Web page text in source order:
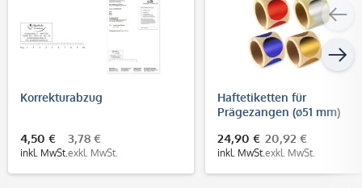
Korrekturabzug
4,50 €
inkl. MwSt.
3,78 €
exkl. MwSt.
Haftetiketten für
Prägezangen (ø51 mm)
24,90 €
inkl. MwSt.
20,92 €
exkl. MwSt.